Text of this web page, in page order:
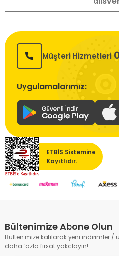
Müşteri Hizmetleri
Uygulamalarımız:
ETBİS Sistemine
Kayıtlıdır.
Bültenimize Abone Olun
Bültenimize katılarak yeni indirimler /
daha fazla fırsat yakalayın!